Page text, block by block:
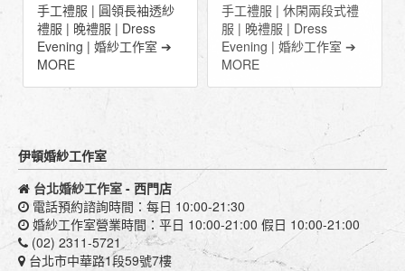
手工禮服 | 休閑兩段式禮
服 | 晚禮服 | Dress
Evening | 婚紗工作室 ➔
MORE
手工禮服 | 肩帶桃心領禮
服 | 晚禮服 | Dress
Evening | 婚紗工作室 ➔
MORE
伊頓婚紗工作室
台北婚紗工作室 - 西門店
電話預約諮詢時間：每日 10:00-21:30
婚紗工作室營業時間：平日 10:00-21:00 假日 10:00-21:00
(02) 2311-5721
台北市中華路1段59號7樓